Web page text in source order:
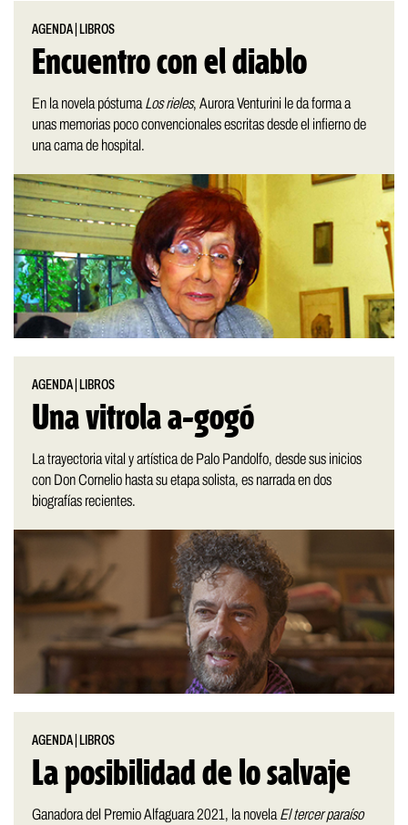
AGENDA LIBROS
Encuentro con el diablo
En la novela póstumaLos rieles, Aurora Venturini le da forma a
unas memorias poco convencionales escritas desde el infierno de
una cama de hospital.
AGENDA LIBROS
Una vitrola a-gogó
La trayectoria vital y artística de Palo Pandolfo, desde sus inicios
con Don Cornelio hasta su etapa solista, es narrada en dos
biografías recientes.
AGENDA LIBROS
La posibilidad de lo salvaje
Ganadora del Premio Alfaguara 2021, la novelaEl tercer paraíso